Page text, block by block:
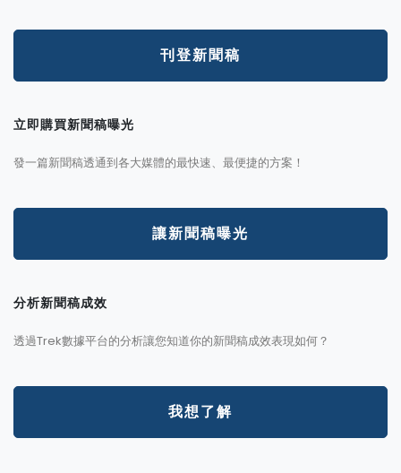
刊登新聞稿
立即購買新聞稿曝光
發一篇新聞稿透通到各大媒體的最快速、最便捷的方案！
讓新聞稿曝光
分析新聞稿成效
透過Trek數據平台的分析讓您知道你的新聞稿成效表現如何？
我想了解